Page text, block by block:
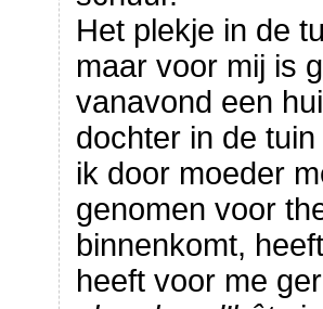
Het plekje in de
maar voor mij is
vanavond een
dochter in de
ik door moeder
genomen voor
binnenkomt,
heeft voor me